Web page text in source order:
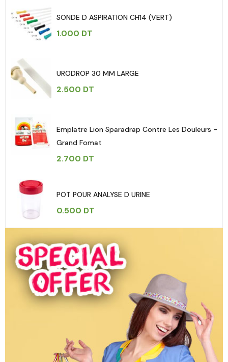
SONDE D ASPIRATION CH14 (VERT)
1.000 DT
URODROP 30 MM LARGE
2.500 DT
Emplatre Lion Sparadrap Contre Les Douleurs -
Grand Fomat
2.700 DT
POT POUR ANALYSE D URINE
0.500 DT